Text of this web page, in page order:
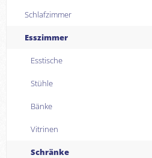
Schlafzimmer
Esszimmer
Esstische
Stühle
Bänke
Vitrinen
Schränke